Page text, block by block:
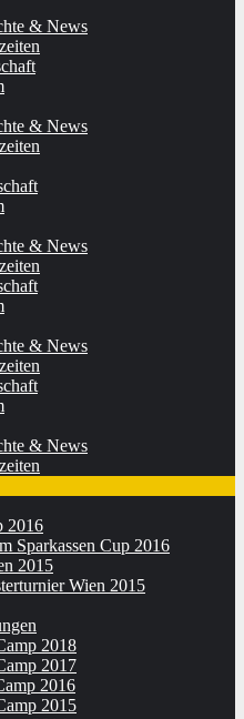
& News
& News
& News
& News
& News
2016
Sparkassen Cup 2016
2015
Wien 2015
2018
2017
2016
2015